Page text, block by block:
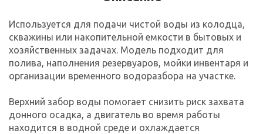
Используется для подачи чистой воды из колодца,
скважины или накопительной емкости в бытовых и
хозяйственных задачах. Модель подходит для
полива, наполнения резервуаров, мойки инвентаря и
организации временного водоразбора на участке.
Верхний забор воды помогает снизить риск захвата
донного осадка, а двигатель во время работы
находится в водной среде и охлаждается